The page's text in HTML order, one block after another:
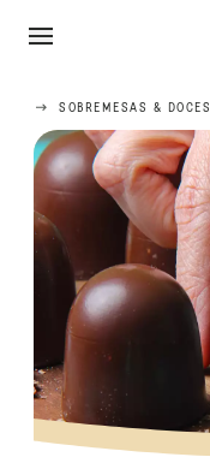
SOBREMESAS & DOCES